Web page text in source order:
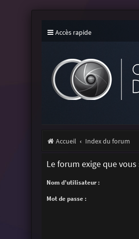
Accès rapide
Accueil Index du forum
Le forum exige que
Nom d’utilisateur :
Mot de passe :